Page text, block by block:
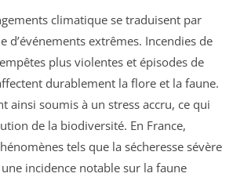
climatique se traduisent par
d’événements extrêmes. Incendies de
plus violentes et épisodes de
durablement la flore et la faune.
ainsi soumis à un stress accru, ce qui
de la biodiversité. En France,
tels que la sécheresse sévère
incidence notable sur la faune